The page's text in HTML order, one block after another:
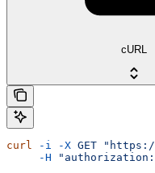
cURL
curl -i -X GET "https://
     -H
"authorization: